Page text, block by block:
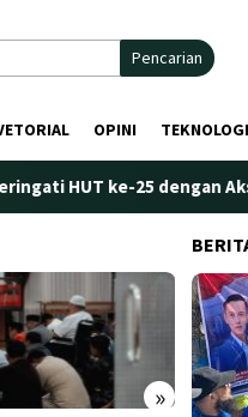
Pencarian
OPINI TEKNOLOGI
HUT ke-25 dengan Aksi
»